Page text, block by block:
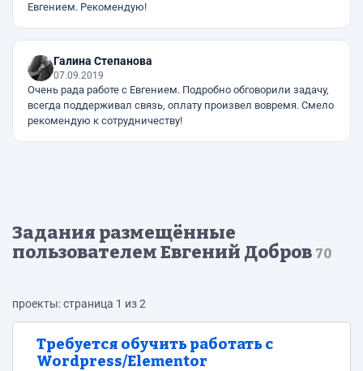
Евгением. Рекомендую!
Галина Степанова
07.09.2019
Очень рада работе с Евгением. Подробно обговорили задачу,
всегда поддерживал связь, оплату произвел вовремя. Смело
рекомендую к сотрудничеству!
Задания размещённые
пользователем Евгений Добров 70
проекты: страница 1 из 2
Требуется обучить работать с
Wordpress/Elementor